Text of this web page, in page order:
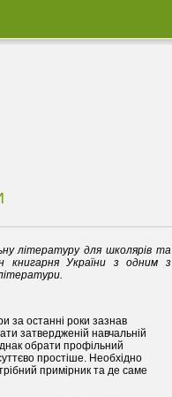
літературу для школярів та
книгарня України з одним з
за останні роки зазнав
затвердженій навчальній
обрати профільний
простіше. Необхідно
примірник та де саме